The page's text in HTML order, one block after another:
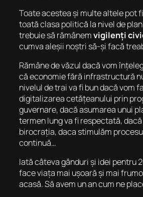
Toate acestea și multe altele pot
toată clasa politică la nivel de
trebuie să rămânemvigilenți
cumva aleșii noștri să-și facă
Rămâne de văzul dacă vom
că economie fără infrastructură
nivelul de trai va fi bun dacă vom
digitalizarea cetățeanului prin
guvernare, dacă asumarea unui
termen lung va fi respectată,
birocrația, daca stimulăm
continuă…
Iată câteva gânduri și idei pentru
face viața mai ușoară și mai
acasă. Să avem un an cum ne